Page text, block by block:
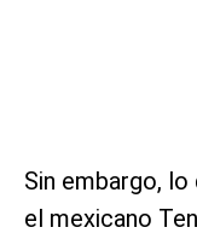
Sin embargo,
el mexicano